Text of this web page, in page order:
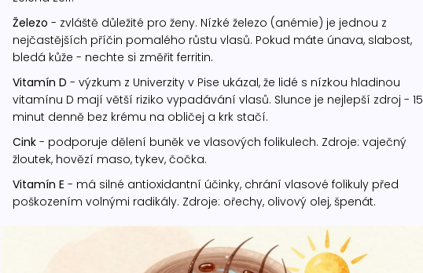
Železo - zvláště důležité pro ženy. Nízké železo (anémie) je jednou z
nejčastějších příčin pomalého růstu vlasů. Pokud máte únava, slabost,
bledá kůže - nechte si změřit ferritin.
Vitamín D - výzkum z Univerzity v Pise ukázal, že lidé s nízkou hladinou
vitamínu D mají větší riziko vypadávání vlasů. Slunce je nejlepší zdroj - 15
minut denně bez krému na obličej a krk stačí.
Cink - podporuje dělení buněk ve vlasových folikulech. Zdroje: vaječný
žloutek, hovězí maso, tykev, čočka.
Vitamín E - má silné antioxidantní účinky, chrání vlasové folikuly před
poškozením volnými radikály. Zdroje: ořechy, olivový olej, špenát.